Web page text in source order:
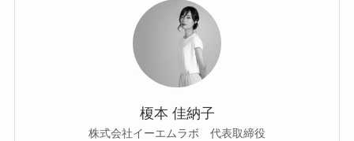
榎本 佳納子
株式会社イーエムラボ 代表取締役